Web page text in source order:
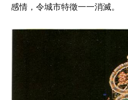
感情，令城市特徵一一消滅。